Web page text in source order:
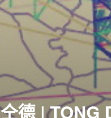
仝德 | TONG